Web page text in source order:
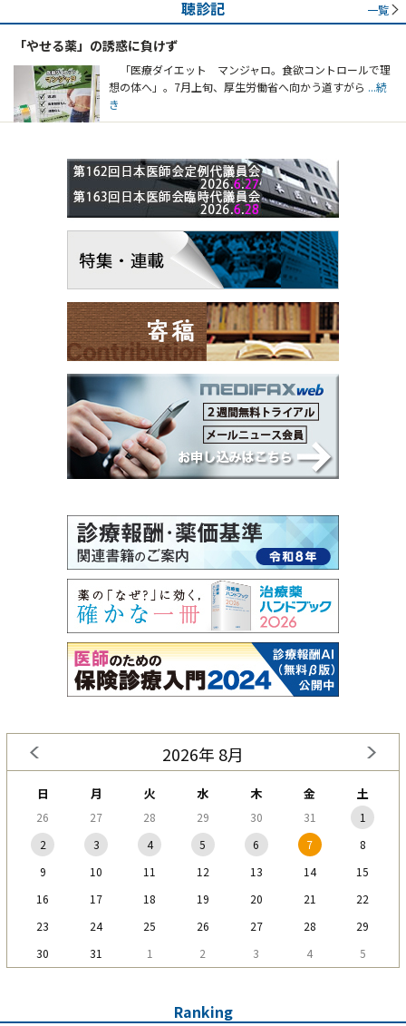
聴診記 一覧
「やせる薬」の誘惑に負けず
「医療ダイエット マンジャロ。食欲コントロールで理
想の体へ」。7月上旬、厚生労働省へ向かう道すがら ...続
き
2026年 8月
日 月 火 水 木 金 土
26 27 28 29 30 31
1
2
3 4 5 6 7
8
9
10 11 12 13 14
15
16
17 18 19 20 21
22
23
24 25 26 27 28
29
30
31 1 2 3 4 5
Ranking